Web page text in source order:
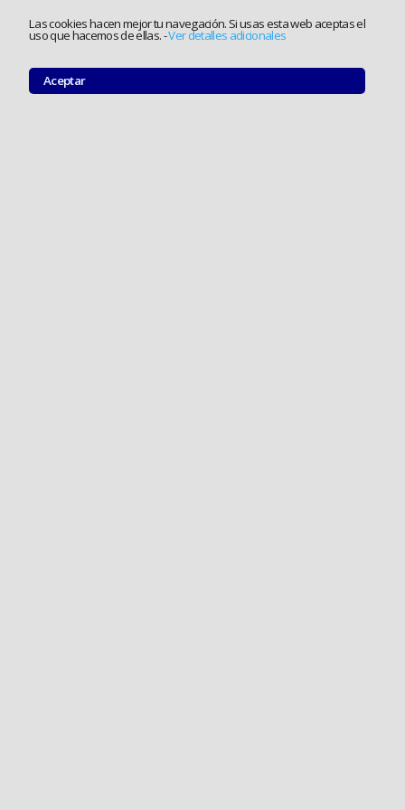
Las cookies hacen mejor tu navegación. Si usas esta web aceptas el
uso que hacemos de ellas.-Ver detalles adicionales
Aceptar